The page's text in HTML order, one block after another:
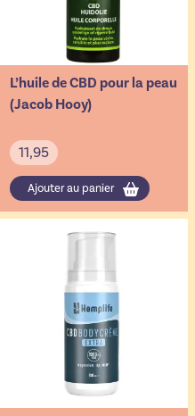
L’huile de CBD pour la peau
(Jacob Hooy)
11,95
Ajouter au panier